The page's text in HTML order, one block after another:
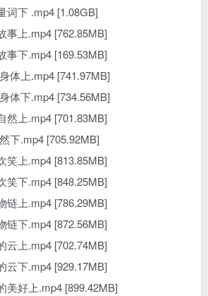
词下 .mp4 [1.08GB]
事上.mp4 [762.85MB]
事下.mp4 [169.53MB]
体上.mp4 [741.97MB]
体下.mp4 [734.56MB]
然上.mp4 [701.83MB]
下.mp4 [705.92MB]
笑上.mp4 [813.85MB]
笑下.mp4 [848.25MB]
链上.mp4 [786.29MB]
链下.mp4 [872.56MB]
云上.mp4 [702.74MB]
云下.mp4 [929.17MB]
美好上.mp4 [899.42MB]